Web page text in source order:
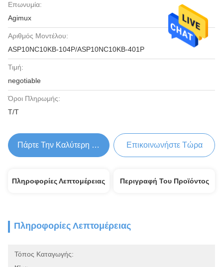
Επωνυμία:
Agimux
Αριθμός Μοντέλου:
ASP10NC10KB-104P/ASP10NC10KB-401P
Τιμή:
negotiable
Όροι Πληρωμής:
Τ/Τ
Πάρτε Την Καλύτερη Τιμή Επικοινωνήστε Τώρα
Πληροφορίες Λεπτομέρειας Περιγραφή Του Προϊόντος
Πληροφορίες Λεπτομέρειας
Τόπος Καταγωγής: